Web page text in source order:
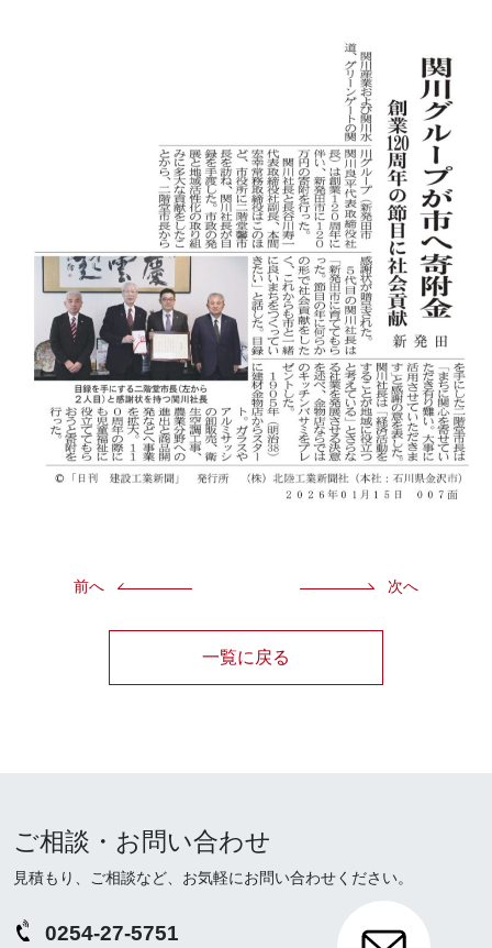
前へ 次へ
一覧に戻る
ご相談・お問い合わせ
見積もり、ご相談など、お気軽にお問い合わせください。
0254-27-5751